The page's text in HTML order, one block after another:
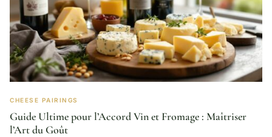
CHEESE PAIRINGS
Guide Ultime pour l’Accord Vin et Fromage : Maîtriser
l’Art du Goût